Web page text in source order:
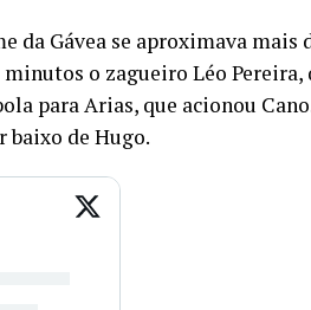
da Gávea se aproximava
o zagueiro Léo Pereira,
para Arias, que acionou
baixo de Hugo.